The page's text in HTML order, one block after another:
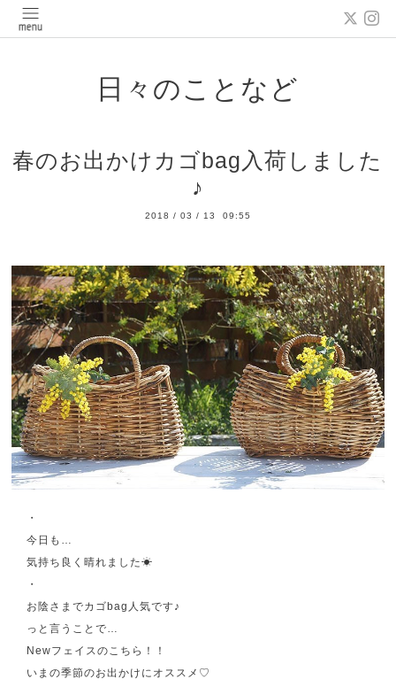
日々のことなど
春のお出かけカゴbag入荷しました
♪
2018 / 03 / 13 09:55
・
今日も…
気持ち良く晴れました☀︎
・
お陰さまでカゴbag人気です♪
っと言うことで…
Newフェイスのこちら！！
いまの季節のお出かけにオススメ♡